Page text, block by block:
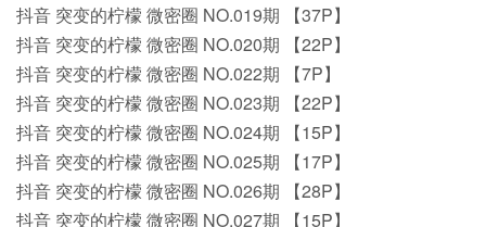
抖音 突变的柠檬 微密圈 NO.019期 【37P】
抖音 突变的柠檬 微密圈 NO.020期 【22P】
抖音 突变的柠檬 微密圈 NO.022期 【7P】
抖音 突变的柠檬 微密圈 NO.023期 【22P】
抖音 突变的柠檬 微密圈 NO.024期 【15P】
抖音 突变的柠檬 微密圈 NO.025期 【17P】
抖音 突变的柠檬 微密圈 NO.026期 【28P】
抖音 突变的柠檬 微密圈 NO.027期 【15P】